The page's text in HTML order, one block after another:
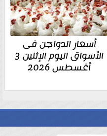
أسعار الدواجن فى
الأسواق اليوم الإثنين 3
أغسطس 2026